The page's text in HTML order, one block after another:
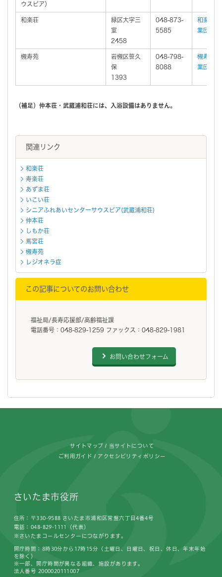
ウスピア）
和楽荘
緑区大字三
室
2458
048-873-
5585
和楽荘/
業団
槻寿苑
岩槻区笹久
保
1393
048-798-
8088
槻寿苑/
業団
（補足）仲本荘・武蔵浦和荘には、入浴設備はありません。
関連リンク
和楽荘
寿楽荘
あずま荘
いこい荘
シニアふれあいセンターサウスピア(武蔵浦和荘)
仲本荘
しもか荘
馬宮荘
槻寿苑
レジオネラ症
この記事についてのお問い合わせ
福祉局/長寿応援部/高齢福祉課
電話番号：048-829-1259 ファックス：048-829-1981
お問い合わせフォーム
サイトマップ 当サイトについて
ご利用ガイド アクセシビリティポリシー
さいたま市役所
住所：〒330-9588 さいたま市浦和区常盤六丁目4番4号
電話：048-829-1111（代表）
※さいたまコールセンターにつながります。
開庁時間：8時30分から17時15分（土曜日、日曜日、祝日、休日、年末年始
を除く）
※一部、開庁時間が異なる組織、施設があります。
法人番号 2000020111007